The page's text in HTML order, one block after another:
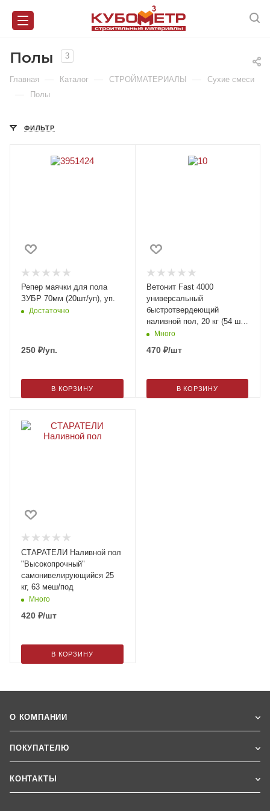
Полы 3
Главная — Каталог — СТРОЙМАТЕРИАЛЫ — Сухие смеси
— Полы
ФИЛЬТР
Репер маячки для пола
ЗУБР 70мм (20шт/уп), уп.
Достаточно
250 ₽/уп.
В КОРЗИНУ
Ветонит Fast 4000
универсальный
быстротвердеющий
наливной пол, 20 кг (54 шт/
подд)
Много
470₽/шт
В КОРЗИНУ
СТАРАТЕЛИ Наливной пол
"Высокопрочный"
самонивелирующийся 25
кг, 63 меш/под
Много
420 ₽/шт
В КОРЗИНУ
О КОМПАНИИ
ПОКУПАТЕЛЮ
КОНТАКТЫ